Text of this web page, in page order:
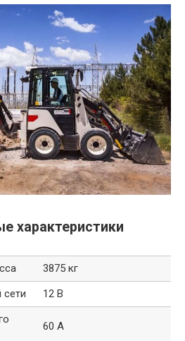
характеристики
3875 кг
12 В
60 А